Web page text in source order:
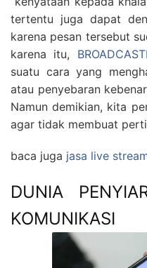
tertentu juga dapat
karena pesan tersebut
karena itu,
suatu cara yang
atau penyebaran
Namun demikian, kita
agar tidak membuat
baca juga jasa live
DUNIA
KOMUNIKASI